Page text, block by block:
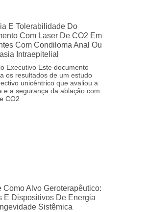
E Tolerabilidade Do
Com Laser De CO2 Em
Com Condiloma Anal Ou
Intraepitelial
Executivo Este documento
os resultados de um estudo
unicêntrico que avaliou a
e a segurança da ablação com
CO2
Como Alvo Geroterapêutico:
E Dispositivos De Energia
Sistêmica